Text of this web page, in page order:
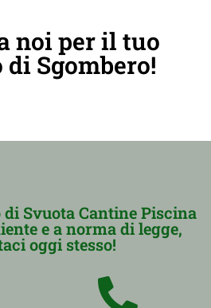
noi per il tuo
Sgombero!
Svuota Cantine Piscina
e a norma di legge,
oggi stesso!